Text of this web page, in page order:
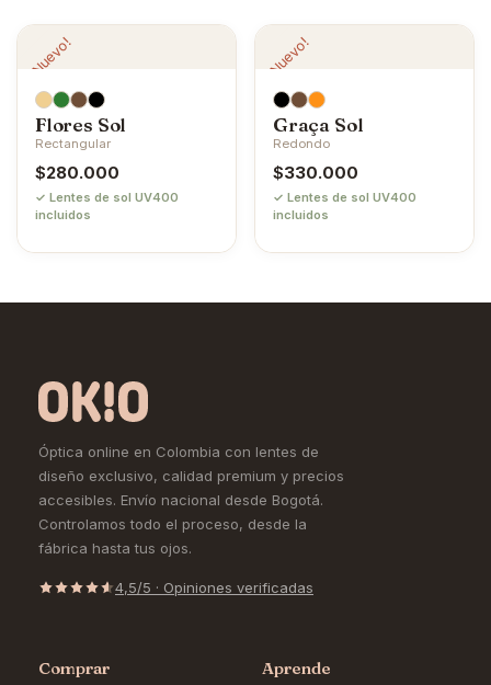
¡Nuevo!
Flores Sol
Rectangular
$280.000
✓ Lentes de sol UV400
incluidos
¡Nuevo!
Graça Sol
Redondo
$330.000
✓ Lentes de sol UV400
incluidos
Óptica online en Colombia con lentes de
diseño exclusivo, calidad premium y precios
accesibles. Envío nacional desde Bogotá.
Controlamos todo el proceso, desde la
fábrica hasta tus ojos.
4,5/5 · Opiniones verificadas
Comprar Aprende